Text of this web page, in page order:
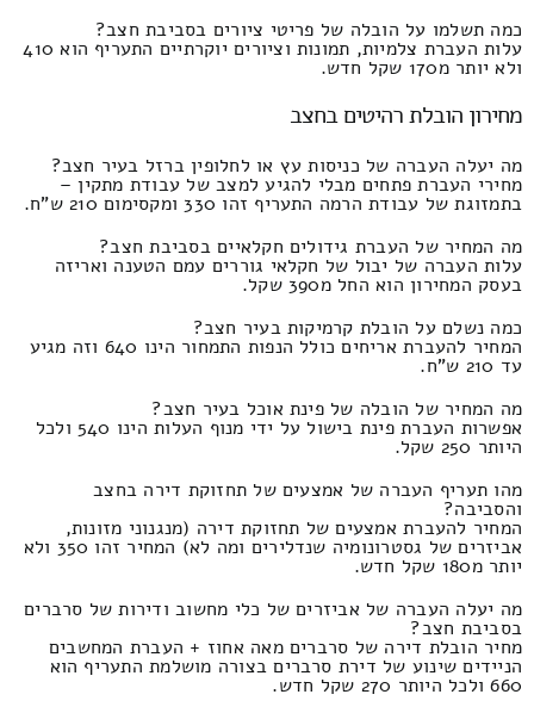
כמה תשלמו על הובלה של פריטי ציורים בסביבת חצב?
עלות העברת צלמיות, תמונות וציורים יוקרתיים התעריף הוא 410
ולא יותר מ170 שקל חדש.
מחירון הובלת רהיטים בחצב
מה יעלה העברה של כניסות עץ או לחלופין ברזל בעיר חצב?
מחירי העברת פתחים מבלי להגיע למצב של עבודת מתקין –
בתמזוגת של עבודת הרמה התעריף זהו 330 ומקסימום 210 ש"ח.
מה המחיר של העברת גידולים חקלאיים בסביבת חצב?
עלות העברה של יבול של חקלאי גוררים עמם הטענה ואריזה
בעסק המחירון הוא החל מ390 שקל.
כמה נשלם על הובלת קרמיקות בעיר חצב?
המחיר להעברת אריחים כולל הנפות התמחור הינו 640 וזה מגיע
עד 210 ש"ח.
מה המחיר של הובלה של פינת אוכל בעיר חצב?
אפשרות העברת פינת בישול על ידי מנוף העלות הינו 540 ולכל
היותר 250 שקל.
מהו תעריף העברה של אמצעים של תחזוקת דירה בחצב
והסביבה?
המחיר להעברת אמצעים של תחזוקת דירה (מנגנוני מזונות,
אביזרים של גסטרונומיה שנדלירים ומה לא) המחיר זהו 350 ולא
יותר מ180 שקל חדש.
מה יעלה העברה של אביזרים של כלי מחשוב ודירות של סרברים
בסביבת חצב?
מחיר הובלת דירה של סרברים מאה אחוז + העברת המחשבים
הניידים שינוע של דירת סרברים בצורה מושלמת התעריף הוא
660 ולכל היותר 270 שקל חדש.